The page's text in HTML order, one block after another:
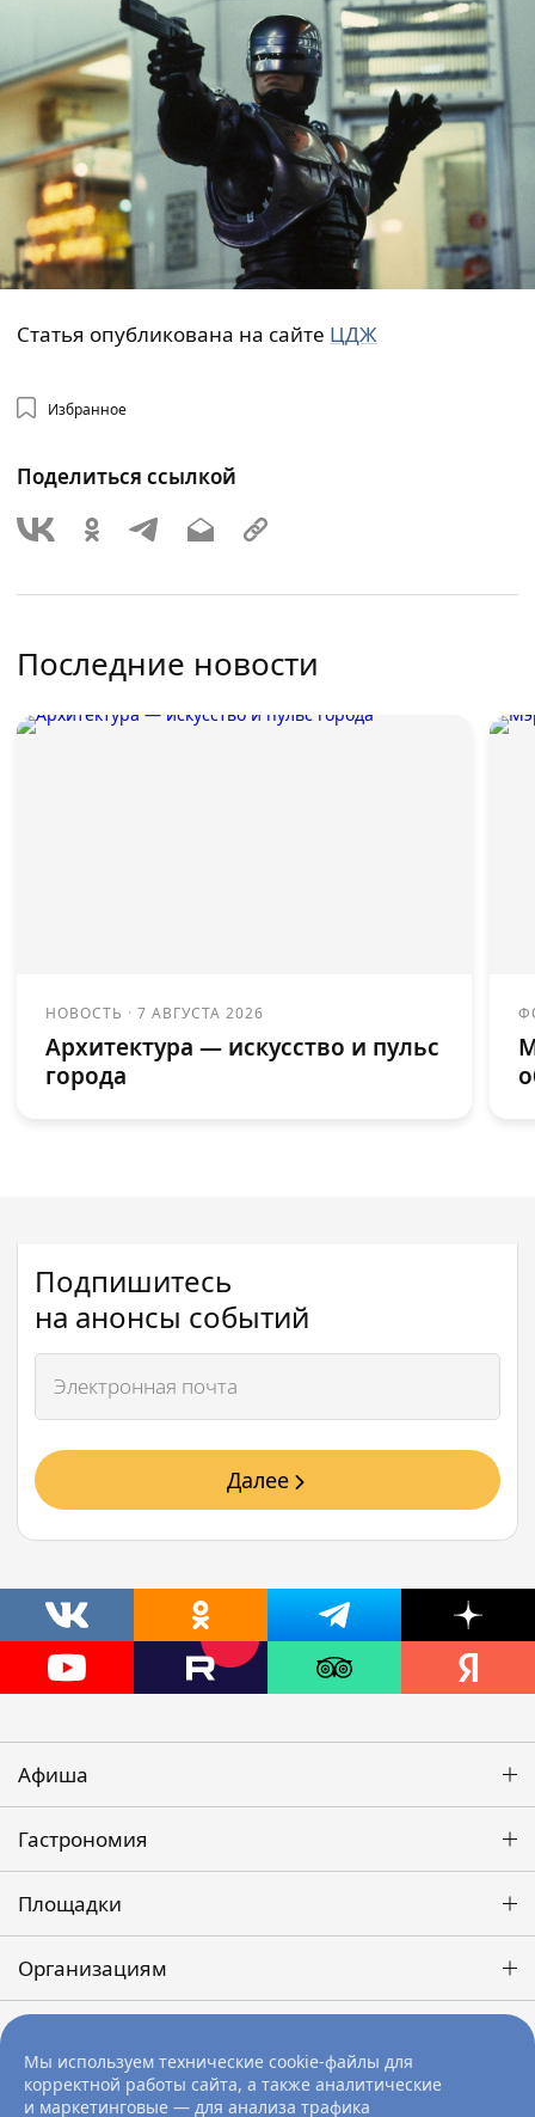
Статья опубликована на сайте ЦДЖ
Избранное
Поделиться ссылкой
Последние новости
НОВОСТЬ ·7 АВГУСТА 2026
Архитектура — искусство и пульс
города
Мы используем технические cookie-файлы для
корректной работы сайта, а также аналитические
и маркетинговые — для анализа трафика
Подпишитесь
на анонсы событий
Далее
Афиша
Гастрономия
Площадки
Организациям